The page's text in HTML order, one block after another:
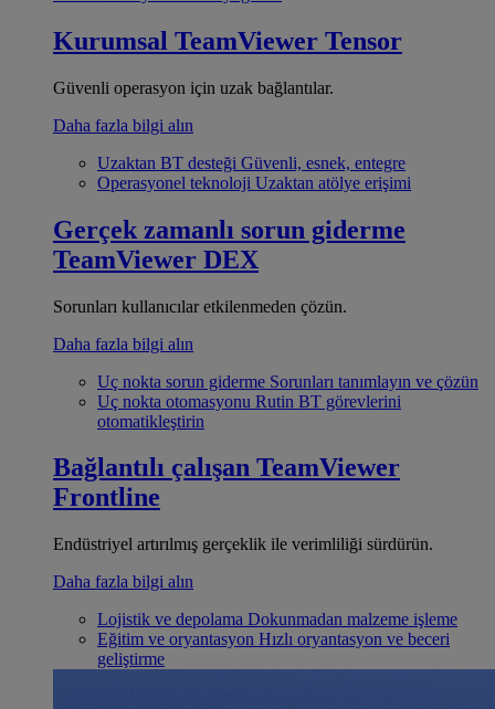
Kurumsal TeamViewer Tensor
Güvenli operasyon için uzak bağlantılar.
Daha fazla bilgi alın
Uzaktan BT desteği Güvenli, esnek, entegre
Operasyonel teknoloji Uzaktan atölye erişimi
Gerçek zamanlı sorun giderme
TeamViewer DEX
Sorunları kullanıcılar etkilenmeden çözün.
Daha fazla bilgi alın
Uç nokta sorun giderme Sorunları tanımlayın ve çözün
Uç nokta otomasyonu Rutin BT görevlerini
otomatikleştirin
Bağlantılı çalışan TeamViewer
Frontline
Endüstriyel artırılmış gerçeklik ile verimliliği sürdürün.
Daha fazla bilgi alın
Lojistik ve depolama Dokunmadan malzeme işleme
Eğitim ve oryantasyon Hızlı oryantasyon ve beceri
geliştirme